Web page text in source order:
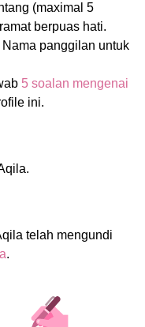
(maximal 5
berpuas hati.
panggilan untuk
5 soalan mengenai
ini.
telah mengundi
.